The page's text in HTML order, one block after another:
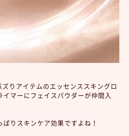
りアイテムのエッセンススキングロ
マーにフェイスパウダーが仲間入
りスキンケア効果ですよね！